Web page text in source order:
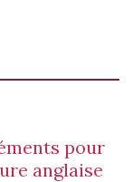
pour
anglaise